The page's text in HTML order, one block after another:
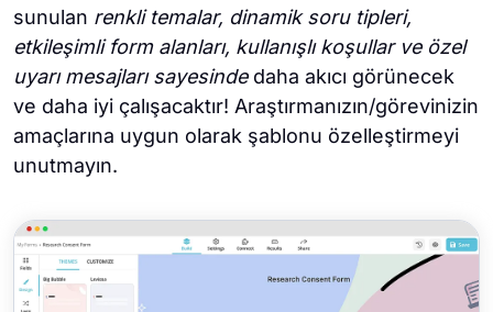
sunulan renkli temalar, dinamik soru tipleri,
etkileşimli form alanları, kullanışlı koşullar ve özel
uyarı mesajları sayesindedaha akıcı görünecek
ve daha iyi çalışacaktır! Araştırmanızın/görevinizin
amaçlarına uygun olarak şablonu özelleştirmeyi
unutmayın.